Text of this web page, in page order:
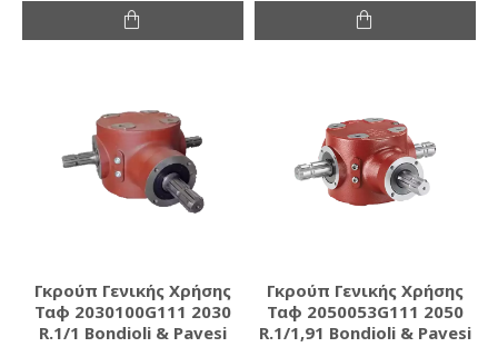
Γκρούπ Γενικής Χρήσης
Ταφ 2030100G111 2030
R.1/1 Bondioli & Pavesi
Γκρούπ Γενικής Χρήσης
Ταφ 2050053G111 2050
R.1/1,91 Bondioli & Pavesi